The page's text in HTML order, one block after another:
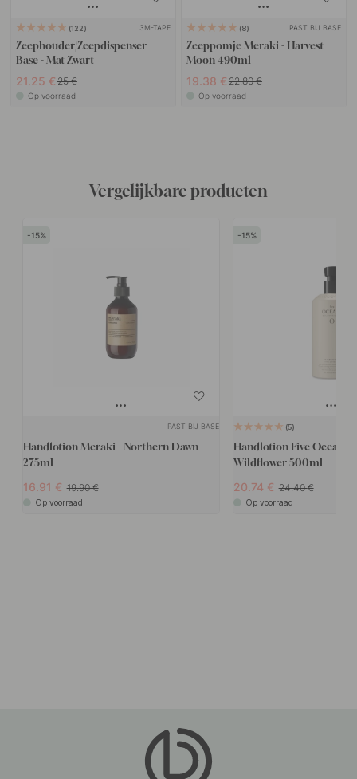
122 3M-TAPE
Zeephouder/Zeepdispenser
Base - Mat Zwart
21.25 € 25 €
Op voorraad
8 PAST BIJ BASE
Zeeppomje Meraki - Harvest
Moon 490ml
19.38 € 22.80 €
Op voorraad
Vergelijkbare producten
15
PAST BIJ BASE
Handlotion Meraki - Northern Dawn
275ml
16.91 19.90
Op voorraad
15
5
Handlotion Five Oceans
Wildflower 500ml
20.74 24.40
Op voorraad